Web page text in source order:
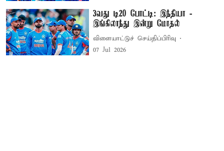
3வது டி20 போட்டி: இந்தியா -
இங்கிலாந்து இன்று மோதல்
விளையாட்டுச் செய்திப்பிரிவு
07 Jul 2026